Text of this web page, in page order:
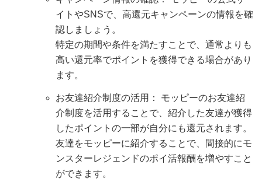
イトやSNSで、高還元キャンペーンの情報を確
認しましょう。
特定の期間や条件を満たすことで、通常よりも
高い還元率でポイントを獲得できる場合があり
ます。
お友達紹介制度の活用： モッピーのお友達紹
介制度を活用することで、紹介した友達が獲得
したポイントの一部が自分にも還元されます。
友達をモッピーに紹介することで、間接的にモ
ンスターレジェンドのポイ活報酬を増やすこと
ができます。